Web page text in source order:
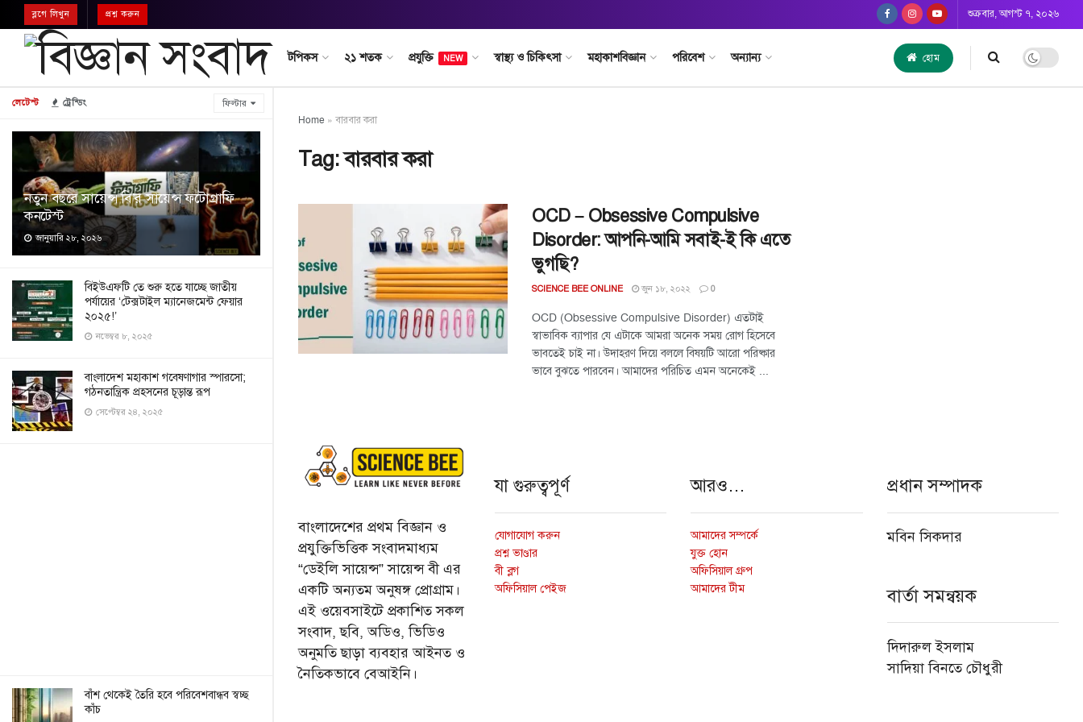
লেটেস্ট ট্রেন্ডিং ফিল্টার
নতুন বছরে সায়েন্স বি’র সায়েন্স ফটোগ্রাফি
কনটেস্ট
জানুয়ারি ২৮, ২০২৬
বিইউএফটি তে শুরু হতে যাচ্ছে জাতীয়
পর্যায়ের ‘টেক্সটাইল ম্যানেজমেন্ট ফেয়ার
২০২৫!’
নভেম্বর ৮, ২০২৫
বাংলাদেশ মহাকাশ গবেষণাগার স্পারসো;
গঠনতান্ত্রিক প্রহসনের চূড়ান্ত রূপ
সেপ্টেম্বর ২৪, ২০২৫
বাঁশ থেকেই তৈরি হবে পরিবেশবান্ধব স্বচ্ছ
কাঁচ
ব্লগে লিখুন প্রশ্ন করুন শুক্রবার, আগস্ট ৭, ২০২৬
টপিকস ২১ শতক প্রযুক্তি NEW স্বাস্থ্য ও চিকিৎসা মহাকাশবিজ্ঞান পরিবেশ অন্যান্য হোম
Home » বারবার করা
Tag:বারবার করা
OCD – Obsessive Compulsive
Disorder: আপনি-আমি সবাই-ই কি এতে
ভুগছি?
SCIENCE BEE ONLINE জুন ১৮, ২০২২ 0
OCD (Obsessive Compulsive Disorder) এতটাই
স্বাভাবিক ব্যাপার যে এটাকে আমরা অনেক সময় রোগ হিসেবে
ভাবতেই চাই না। উদাহরণ দিয়ে বললে বিষয়টি আরো পরিষ্কার
ভাবে বুঝতে পারবেন। আমাদের পরিচিত এমন অনেকেই ...
বাংলাদেশের প্রথম বিজ্ঞান ও
প্রযুক্তিভিত্তিক সংবাদমাধ্যম
“ডেইলি সায়েন্স” সায়েন্স বী এর
একটি অন্যতম অনুষঙ্গ প্রোগ্রাম।
এই ওয়েবসাইটে প্রকাশিত সকল
সংবাদ, ছবি, অডিও, ভিডিও
অনুমতি ছাড়া ব্যবহার আইনত ও
নৈতিকভাবে বেআইনি।
যা গুরুত্বপূর্ণ
যোগাযোগ করুন
প্রশ্ন ভাণ্ডার
বী ব্লগ
অফিসিয়াল পেইজ
আরও…
আমাদের সম্পর্কে
যুক্ত হোন
অফিসিয়াল গ্রুপ
আমাদের টীম
প্রধান সম্পাদক
মবিন সিকদার
বার্তা সমন্বয়ক
দিদারুল ইসলাম
সাদিয়া বিনতে চৌধুরী